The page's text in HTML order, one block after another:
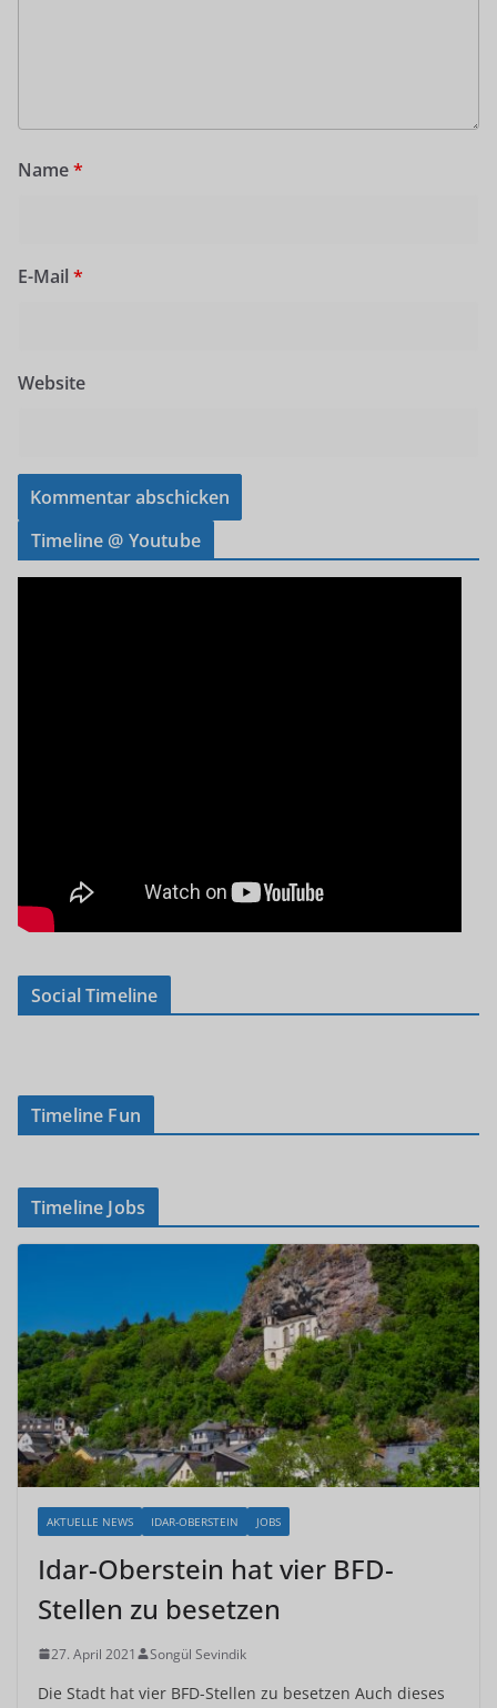
Name*
E-Mail *
Website
Timeline @ Youtube
Social Timeline
Timeline Fun
Timeline Jobs
AKTUELLE NEWS IDAR-OBERSTEIN JOBS
Idar-Oberstein hat vier BFD-
Stellen zu besetzen
27. April 2021 Songül Sevindik
Die Stadt hat vier BFD-Stellen zu besetzen Auch dieses